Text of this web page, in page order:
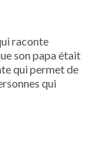
raconte
son papa était
qui permet de
qui